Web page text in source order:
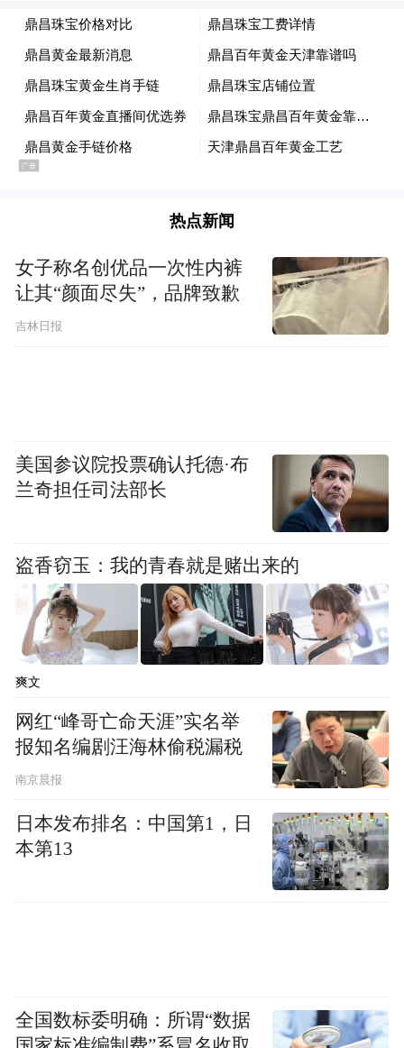
或者制定更有吸引力的人才引进政策，优化
高端人才的工作生活保障，吸引更多的高层
次人才来湘创业就业。抑或完善就业服务，
构建全省统一的就业信息平台，提供精准的
就业信息发布与对接服务，提高就业市场的
在如何推动产业转型升级方面，谢沛吾提出
支持高新技术产业发展，加大对人工智能、
先进制造业、绿色能源等产业的支持力度，
套软硬件补贴，实施“一企一策”方案。同时
促进区域协调发展，加快建设“一核两副三带
四区”区域经济格局，实现联动协调发展。
（记者 陈虹桥）
热点新闻
女子称名创优品一次性内裤
让其“颜面尽失”，品牌致歉
吉林日报
美国参议院投票确认托德·布
兰奇担任司法部长
盗香窃玉：我的青春就是赌出来的
爽文
网红“峰哥亡命天涯”实名举
报知名编剧汪海林偷税漏税
南京晨报
日本发布排名：中国第1，日
本第13
全国数标委明确：所谓“数据